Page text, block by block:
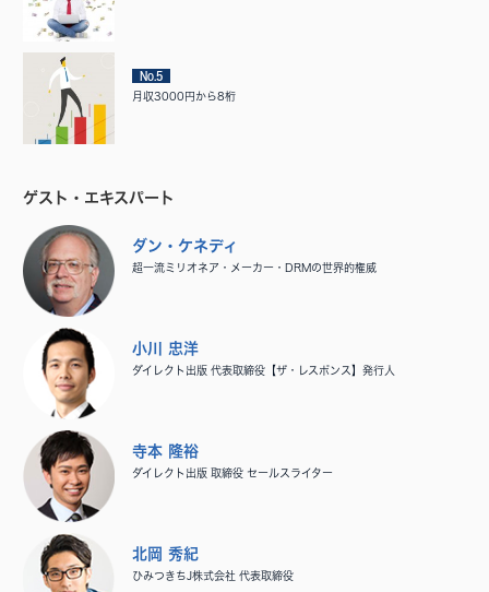
No.5
月収3000円から8桁
ゲスト・エキスパート
ダン・ケネディ
超一流ミリオネア・メーカー・DRMの世界的権威
小川 忠洋
ダイレクト出版 代表取締役【ザ・レスポンス】発行人
寺本 隆裕
ダイレクト出版 取締役 セールスライター
北岡 秀紀
ひみつきちJ株式会社 代表取締役